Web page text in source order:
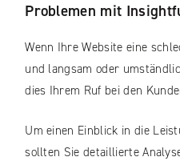
Problemen mit
Wenn Ihre Website eine
und langsam oder
dies Ihrem Ruf bei den
Um einen Einblick in die
sollten Sie detaillierte